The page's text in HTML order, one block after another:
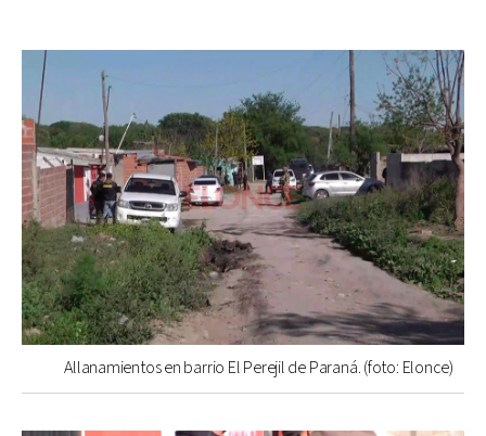
Allanamientos en barrio El Perejil de Paraná. (foto: Elonce)